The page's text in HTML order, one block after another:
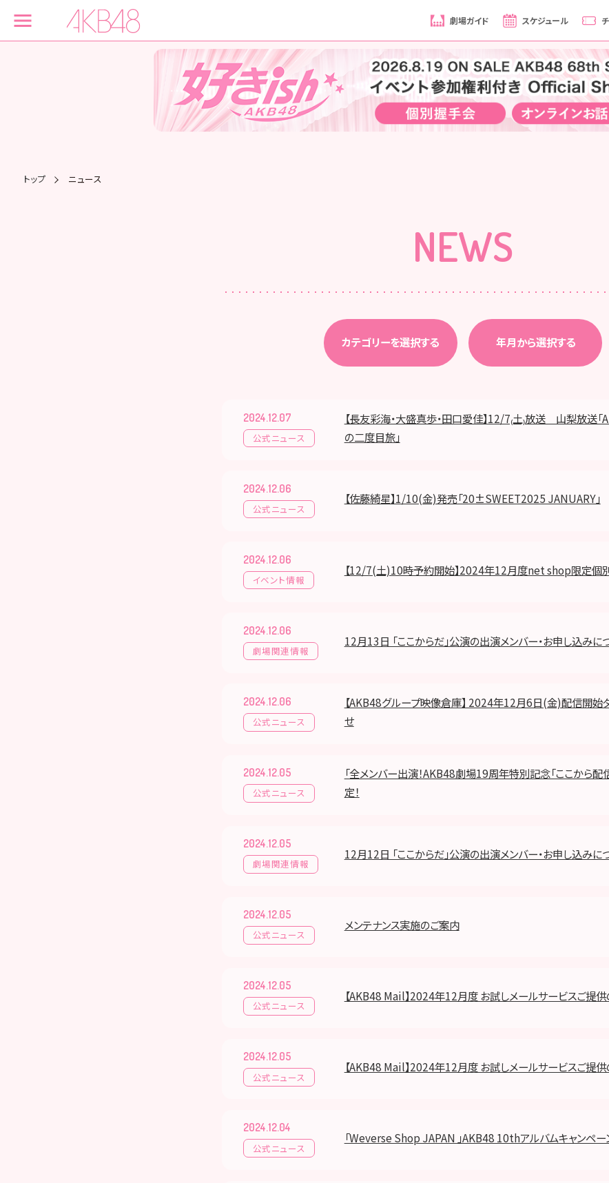
劇場ガイド スケジュール
トップ ニュース
NEWS
カテゴリーを選択する 年月から選択する
2024.12.07
公式ニュース
【長友彩海・大盛真歩・田口愛佳】12/7₍土₎放送 山梨放送「
の二度目旅」
2024.12.06
公式ニュース
【佐藤綺星】1/10(金)発売「20±SWEET2025 JANUARY」
2024.12.06
イベント情報
【12/7(土)10時予約開始】2024年12月度net shop限定個
2024.12.06
劇場関連情報
12月13日 「ここからだ」公演の出演メンバー・お申し込みに
2024.12.06
公式ニュース
【AKB48グループ映像倉庫】 2024年12月6日(金)配信開始
せ
2024.12.05
公式ニュース
「全メンバー出演！AKB48劇場19周年特別記念「ここから配
定！
2024.12.05
劇場関連情報
12月12日 「ここからだ」公演の出演メンバー・お申し込みに
2024.12.05
公式ニュース
メンテナンス実施のご案内
2024.12.05
公式ニュース
【AKB48 Mail】2024年12月度 お試しメールサービスご提
2024.12.05
公式ニュース
【AKB48 Mail】2024年12月度 お試しメールサービスご提
2024.12.04
公式ニュース
「Weverse Shop JAPAN 」AKB48 10thアルバムキャンペ